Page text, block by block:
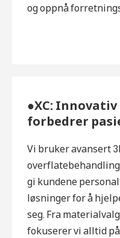
og oppnå
●XC:
forbedrer
Vi bruker avansert
gi kundene
løsninger for å
seg. Fra
fokuserer vi alltid